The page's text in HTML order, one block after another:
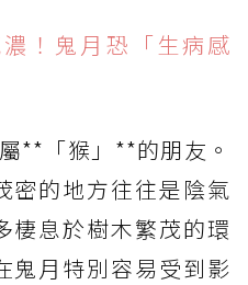
！鬼月恐「生病感
**「猴」**的朋友。
密的地方往往是陰氣
棲息於樹木繁茂的環
鬼月特別容易受到影